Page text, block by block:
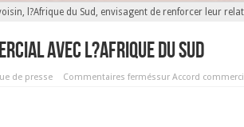
l?Afrique du Sud, envisagent de renforcer leur
avec l?Afrique du Sud
de presse Commentaires ferméssur Accord